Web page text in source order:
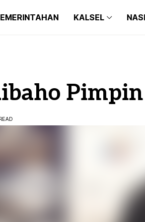
KALSEL
HULU
HULU
BANJAR
HULU
HULU
TANAH